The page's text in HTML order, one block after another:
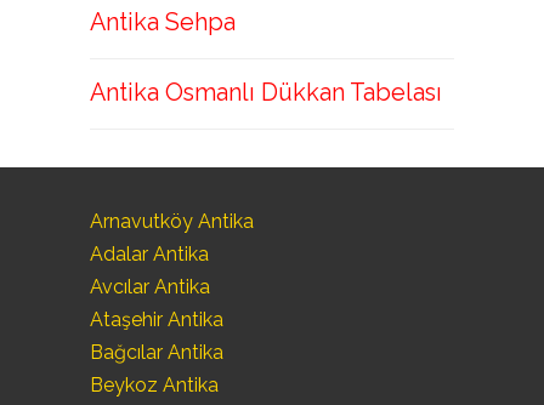
Antika Sehpa
Antika Osmanlı Dükkan Tabelası
Arnavutköy Antika
Adalar Antika
Avcılar Antika
Ataşehir Antika
Bağcılar Antika
Beykoz Antika